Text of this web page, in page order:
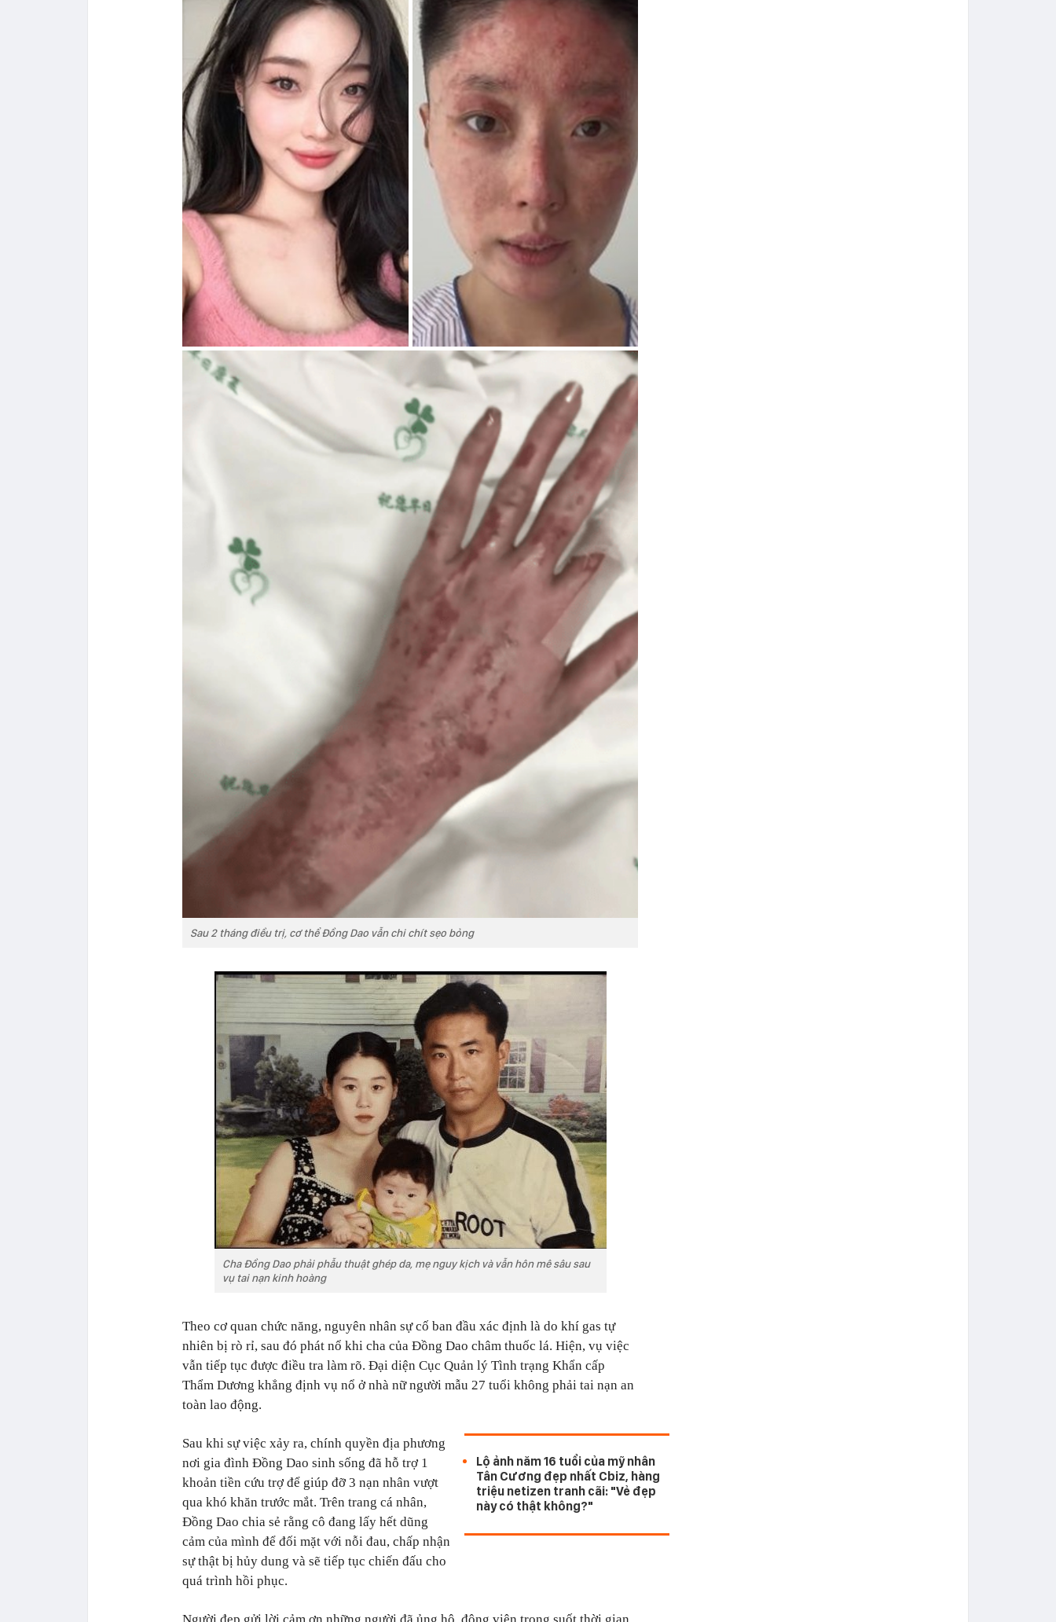
Sau 2 tháng điều trị, cơ thể Đồng Dao vẫn chi chít sẹo bỏng
Cha Đồng Dao phải phẫu thuật ghép da, mẹ nguy kịch và vẫn hôn mê sâu sau
vụ tai nạn kinh hoàng
Theo cơ quan chức năng, nguyên nhân sự cố ban đầu xác định là do khí gas tự
nhiên bị rò rỉ, sau đó phát nổ khi cha của Đồng Dao châm thuốc lá. Hiện, vụ việc
vẫn tiếp tục được điều tra làm rõ. Đại diện Cục Quản lý Tình trạng Khẩn cấp
Thẩm Dương khẳng định vụ nổ ở nhà nữ người mẫu 27 tuổi không phải tai nạn an
toàn lao động.
Lộ ảnh năm 16 tuổi của mỹ nhân
Tân Cương đẹp nhất Cbiz, hàng
triệu netizen tranh cãi: "Vẻ đẹp
này có thật không?"
Sau khi sự việc xảy ra, chính quyền địa phương
nơi gia đình Đồng Dao sinh sống đã hỗ trợ 1
khoản tiền cứu trợ để giúp đỡ 3 nạn nhân vượt
qua khó khăn trước mắt. Trên trang cá nhân,
Đồng Dao chia sẻ rằng cô đang lấy hết dũng
cảm của mình để đối mặt với nỗi đau, chấp nhận
sự thật bị hủy dung và sẽ tiếp tục chiến đấu cho
quá trình hồi phục.